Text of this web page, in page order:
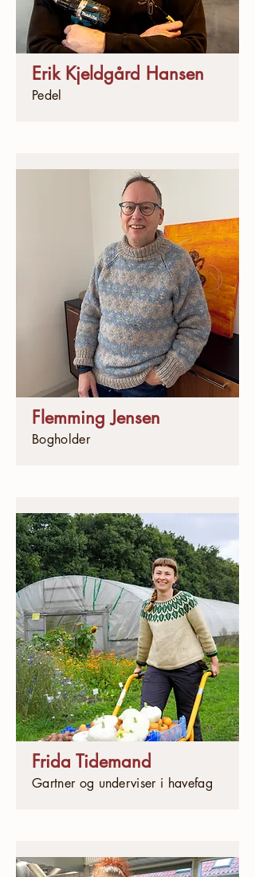
Erik Kjeldgård Hansen
Pedel
Flemming Jensen
Bogholder
Frida Tidemand
Gartner og underviser i havefag